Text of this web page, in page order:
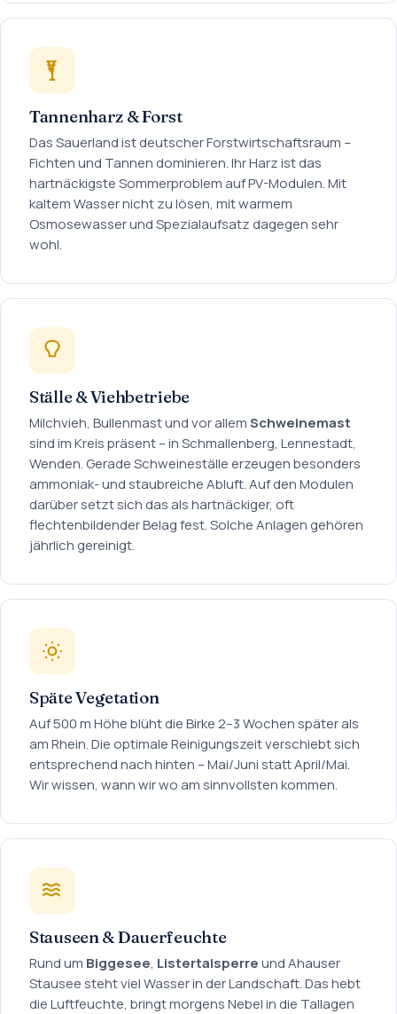
Tannenharz & Forst
Das Sauerland ist deutscher Forstwirtschaftsraum –
Fichten und Tannen dominieren. Ihr Harz ist das
hartnäckigste Sommerproblem auf PV-Modulen. Mit
kaltem Wasser nicht zu lösen, mit warmem
Osmosewasser und Spezialaufsatz dagegen sehr
wohl.
Ställe & Viehbetriebe
Milchvieh, Bullenmast und vor allemSchweinemast
sind im Kreis präsent – in Schmallenberg, Lennestadt,
Wenden. Gerade Schweineställe erzeugen besonders
ammoniak- und staubreiche Abluft. Auf den Modulen
darüber setzt sich das als hartnäckiger, oft
flechtenbildender Belag fest. Solche Anlagen gehören
jährlich gereinigt.
Späte Vegetation
Auf 500 m Höhe blüht die Birke 2–3 Wochen später als
am Rhein. Die optimale Reinigungszeit verschiebt sich
entsprechend nach hinten – Mai/Juni statt April/Mai.
Wir wissen, wann wir wo am sinnvollsten kommen.
Stauseen & Dauerfeuchte
Rund um Biggesee, Listertalsperreund Ahauser
Stausee steht viel Wasser in der Landschaft. Das hebt
die Luftfeuchte, bringt morgens Nebel in die Tallagen